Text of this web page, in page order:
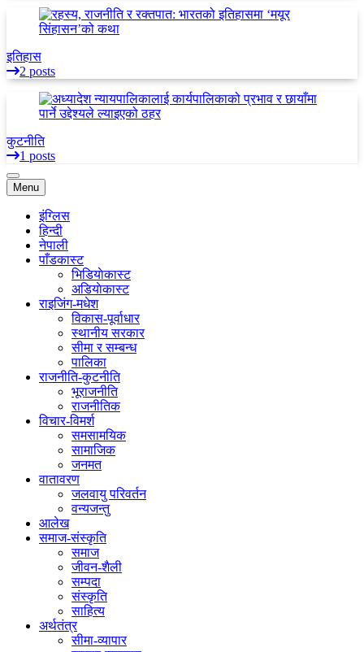
इतिहास
2 posts
कुटनीति
1 posts
Menu
इंग्लिस
हिन्दी
नेपाली
पाँडकास्ट
भिडियाेकास्ट
अडियाेकास्ट
राइजिंग-मधेश
विकास-पूर्वाधार
स्थानीय सरकार
सीमा र सम्बन्ध
पालिका
राजनीति-कुटनीति
भूराजनीति
राजनीतिक
विचार-विमर्श
समसामयिक
सामाजिक
जनमत
वातावरण
जलवायु परिवर्तन
वन्यजन्तु
आलेख
समाज-संस्कृति
समाज
जीवन-शैली
सम्पदा
संस्कृति
साहित्य
अर्थतंत्र
सीमा-व्यापार